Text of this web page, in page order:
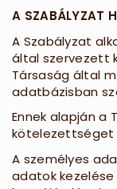
A SZABÁLYZAT
A Szabályzat
által szervezett
Társaság által
adatbázisban
Ennek alapján a
kötelezettséget
A személyes
adatok